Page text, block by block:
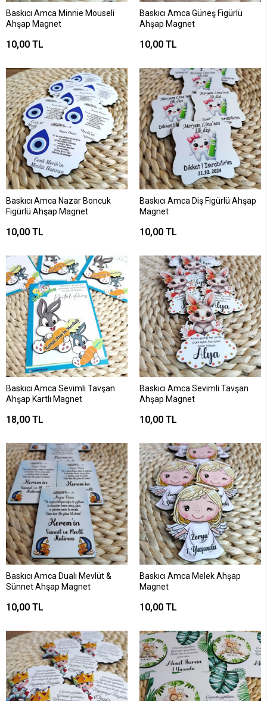
Baskıcı Amca Minnie Mouseli
Ahşap Magnet
10,00 TL
Baskıcı Amca Güneş Figürlü
Ahşap Magnet
10,00 TL
Baskıcı Amca Nazar Boncuk
Figürlü Ahşap Magnet
10,00 TL
Baskıcı Amca Diş Figürlü Ahşap
Magnet
10,00 TL
Baskıcı Amca Sevimli Tavşan
Ahşap Kartlı Magnet
18,00 TL
Baskıcı Amca Sevimli Tavşan
Ahşap Magnet
10,00 TL
Baskıcı Amca Dualı Mevlüt &
Sünnet Ahşap Magnet
10,00 TL
Baskıcı Amca Melek Ahşap
Magnet
10,00 TL